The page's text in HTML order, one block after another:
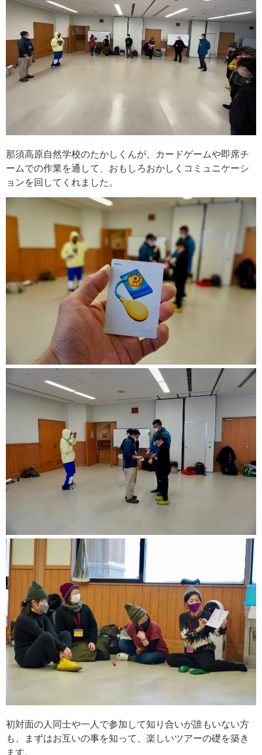
那須高原自然学校のたかしくんが、カードゲームや即席チ
ームでの作業を通して、おもしろおかしくコミュニケーシ
ョンを回してくれました。
初対面の人同士や一人で参加して知り合いが誰もいない方
も、まずはお互いの事を知って、楽しいツアーの礎を築き
ます。